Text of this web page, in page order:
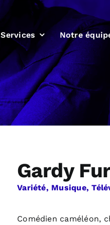
Services Notre
Gardy
Variété, Musique,
Comédien caméléon,